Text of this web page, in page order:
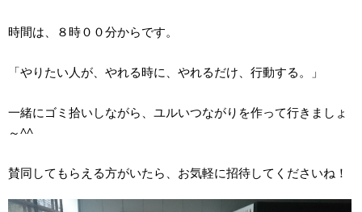
時間は、８時００分からです。
「やりたい人が、やれる時に、やれるだけ、行動する。」
一緒にゴミ拾いしながら、ユルいつながりを作って行きましょ
～^^
賛同してもらえる方がいたら、お気軽に招待してくださいね！